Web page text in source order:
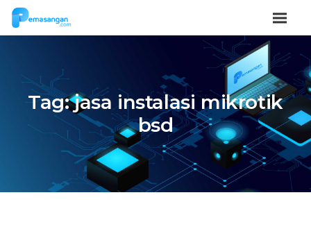
Tag:jasa instalasi mikrotik
bsd